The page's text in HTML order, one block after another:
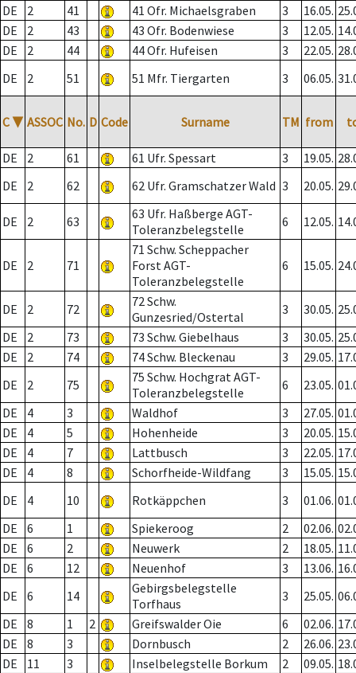
DE
2 41 41 Ofr. Michaelsgraben 3 16.05.
DE
2 43 43 Ofr. Bodenwiese 3 12.05.
DE
2 44 44 Ofr. Hufeisen 3 22.05.
DE
2 51 51 Mfr. Tiergarten 3 06.05.
C ▼ ASSOC No. D Code Surname TM from
DE 2 61 61 Ufr. Spessart 3 19.05.
DE
2 62 62 Ufr. Gramschatzer Wald 3 20.05.
DE 2 63
63 Ufr. Haßberge AGT-
Toleranzbelegstelle
6 12.05.
DE 2 71
71 Schw. Scheppacher
Forst AGT-
Toleranzbelegstelle
6 15.05.
DE 2 72
72 Schw.
Gunzesried/Ostertal
3 30.05.
DE
2 73 73 Schw. Giebelhaus 3 30.05.
DE
2 74 74 Schw. Bleckenau 3 29.05.
DE
2 75
75 Schw. Hochgrat AGT-
Toleranzbelegstelle
6 23.05.
DE
4 3 Waldhof 3 27.05.
DE
4 5 Hohenheide 3 20.05.
DE
4 7 Lattbusch 3 22.05.
DE
4 8 Schorfheide-Wildfang 3 15.05.
DE
4 10 Rotkäppchen 3 01.06.
DE
6 1 Spiekeroog 2 02.06.
DE
6 2 Neuwerk 2 18.05.
DE
6 12 Neuenhof 3 13.06.
DE
6 14
Gebirgsbelegstelle
Torfhaus
3 25.05.
DE
8 1 2 Greifswalder Oie 6 02.06.
DE
8 3 Dornbusch 2 26.06.
DE
11 3 Inselbelegstelle Borkum 2 09.05.